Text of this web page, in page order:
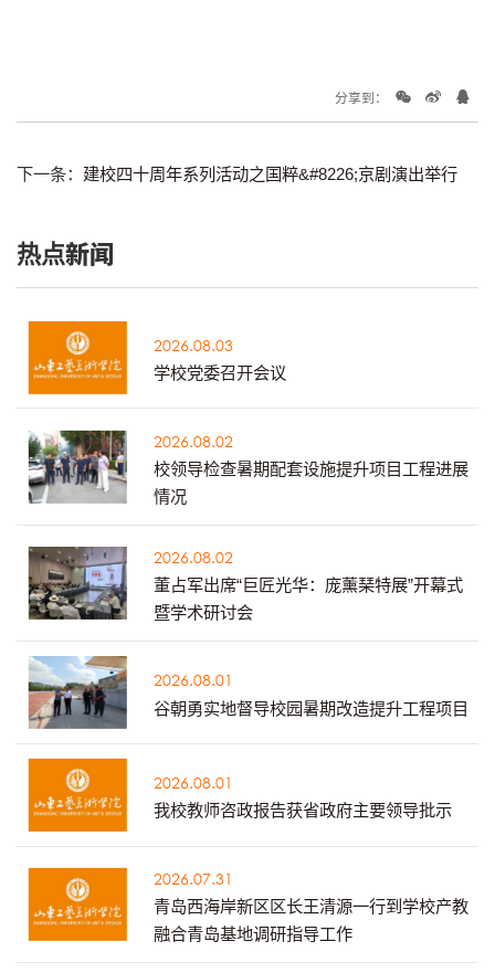
分享到：
下一条： 建校四十周年系列活动之国粹&#8226;京剧演出举行
热点新闻
2026.08.03
学校党委召开会议
2026.08.02
校领导检查暑期配套设施提升项目工程进展
情况
2026.08.02
董占军出席“巨匠光华：庞薰琹特展”开幕式
暨学术研讨会
2026.08.01
谷朝勇实地督导校园暑期改造提升工程项目
2026.08.01
我校教师咨政报告获省政府主要领导批示
2026.07.31
青岛西海岸新区区长王清源一行到学校产教
融合青岛基地调研指导工作